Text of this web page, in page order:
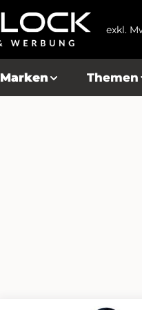
exkl.
Marken Themen